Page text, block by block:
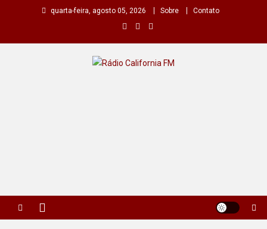
quarta-feira, agosto 05, 2026 Sobre Contato